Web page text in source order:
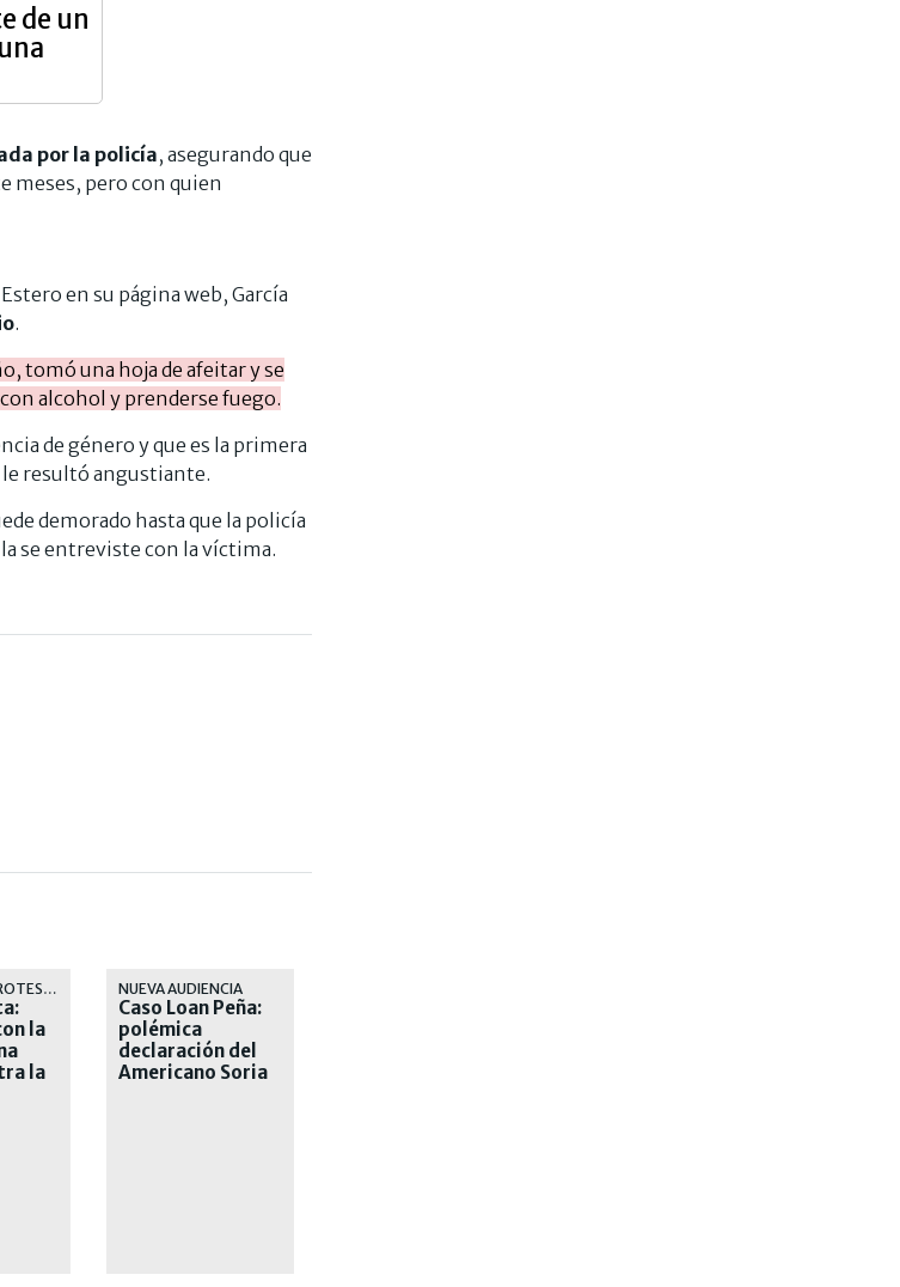
de un
por la policía, asegurando que
meses, pero con quien
en su página web, García
.
tomó una hoja de afeitar y se
alcohol y prenderse fuego.
de género y que es la primera
le resultó angustiante.
demorado hasta que la policía
se entreviste con la víctima.
JORNADA DE PROTESTA
la
la
NUEVA AUDIENCIA
Caso Loan Peña:
polémica
declaración del
Americano Soria